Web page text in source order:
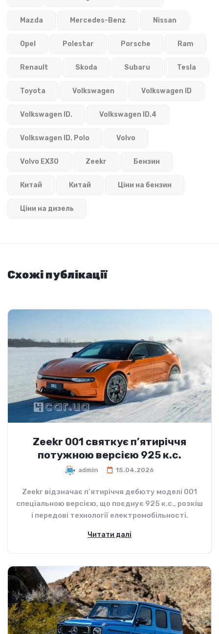
Mazda Mercedes-Benz Nissan
Opel Polestar Porsche Ram
Renault Skoda Subaru Tesla
Toyota Volkswagen Volkswagen ID
Volkswagen ID. Volkswagen ID.4
Volkswagen ID. Polo Volvo
Volvo EX30 Zeekr Бензин
Китай Китай Ціни на бензин
Ціни на дизель
Схожі публікації
Zeekr 001 святкує п’ятиріччя
потужною версією 925 к.с.
admin 15.04.2026
Zeekr відзначає п’ятиріччя дебюту моделі 001
спеціальною версією, що поєднує 925 к.с., розкіш
і передові технології електромобільності.
Читати далі